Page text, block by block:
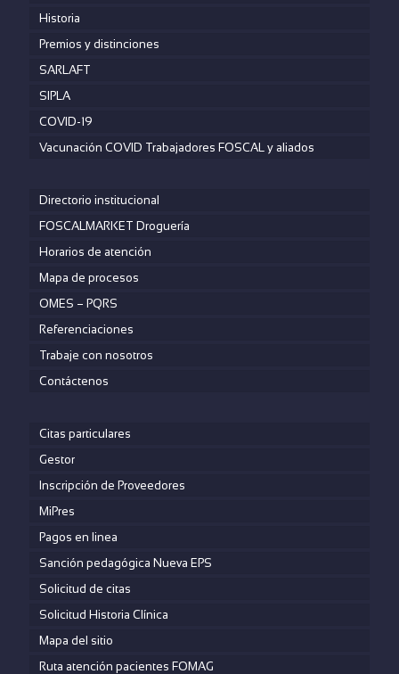
Historia
Premios y distinciones
SARLAFT
SIPLA
COVID-19
Vacunación COVID Trabajadores FOSCAL y aliados
Directorio institucional
FOSCALMARKET Droguería
Horarios de atención
Mapa de procesos
OMES – PQRS
Referenciaciones
Trabaje con nosotros
Contáctenos
Citas particulares
Gestor
Inscripción de Proveedores
MiPres
Pagos en linea
Sanción pedagógica Nueva EPS
Solicitud de citas
Solicitud Historia Clínica
Mapa del sitio
Ruta atención pacientes FOMAG